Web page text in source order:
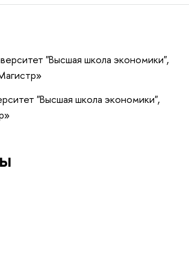
"Высшая школа экономики",
"Высшая школа экономики",